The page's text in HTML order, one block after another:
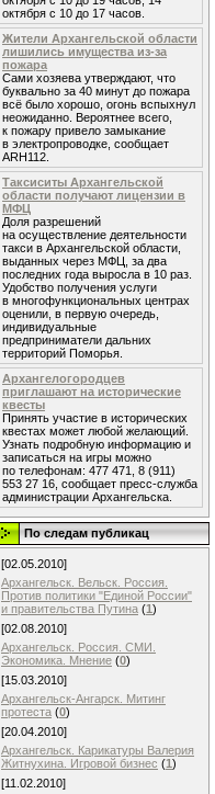
октября с 10 до 17 часов.
Жители Архангельской области
лишились имущества из-за
пожара
Сами хозяева утверждают, что
буквально за 40 минут до пожара
всё было хорошо, огонь вспыхнул
неожиданно. Вероятнее всего,
к пожару привело замыкание
в электропроводке, сообщает
ARH112.
Таксиситы Архангельской
области получают лицензии в
МФЦ
Доля разрешений
на осуществление деятельности
такси в Архангельской области,
выданных через МФЦ, за два
последних года выросла в 10 раз.
Удобство получения услуги
в многофункциональных центрах
оценили, в первую очередь,
индивидуальные
предприниматели дальних
территорий Поморья.
Архангелогородцев
приглашают на исторические
квесты
Принять участие в исторических
квестах может любой желающий.
Узнать подробную информацию и
записаться на игры можно
по телефонам: 477 471, 8 (911)
553 27 16, сообщает пресс-служба
администрации Архангельска.
По следам публикац
[02.05.2010]
Архангельск. Вельск. Россия.
Против политики "Единой России"
и правительства Путина (1)
[02.08.2010]
Архангельск. Россия. СМИ.
Экономика. Мнение (0)
[15.03.2010]
Архангельск-Ангарск. Митинг
протеста (0)
[20.04.2010]
Архангельск. Карикатуры Валерия
Житнухина. Игровой бизнес (1)
[11.02.2010]